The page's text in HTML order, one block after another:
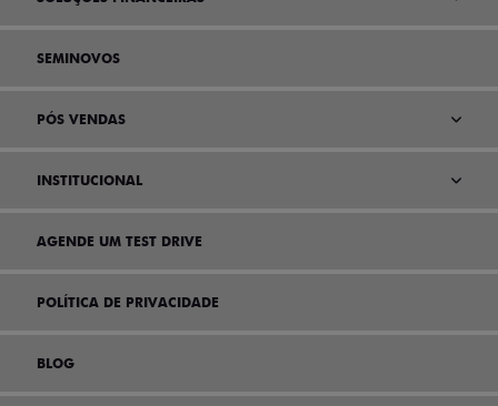
SEMINOVOS
PÓS VENDAS
INSTITUCIONAL
AGENDE UM TEST DRIVE
POLÍTICA DE PRIVACIDADE
BLOG